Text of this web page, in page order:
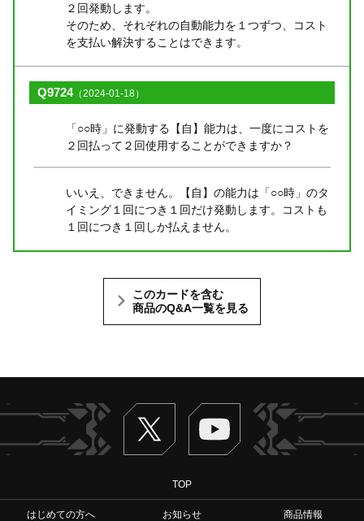
２回発動します。
そのため、それぞれの自動能力を１つずつ、コスト
を支払い解決することはできます。
Q9724（2024-01-18）
「○○時」に発動する【自】能力は、一度にコストを
２回払って２回使用することができますか？
いいえ、できません。【自】の能力は「○○時」のタ
イミング１回につき１回だけ発動します。コストも
１回につき１回しか払えません。
このカードを含む
商品のQ&A一覧を見る
Twitter ヴァンガードch
TOP
はじめての方へ お知らせ
商品情報